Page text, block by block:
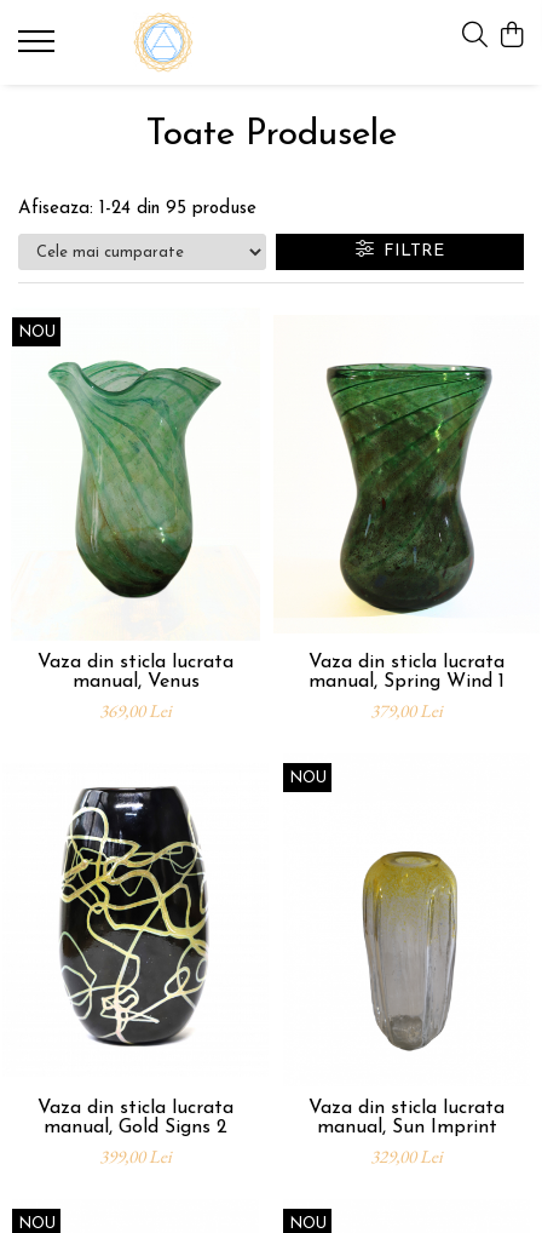
Toate Produsele
Afiseaza: 1-24 din 95 produse
FILTRE
NOU
Vaza din sticla lucrata
manual, Venus
369,00 Lei
Vaza din sticla lucrata
manual, Spring Wind 1
379,00 Lei
Vaza din sticla lucrata
manual, Gold Signs 2
399,00 Lei
NOU
Vaza din sticla lucrata
manual, Sun Imprint
329,00 Lei
NOU NOU